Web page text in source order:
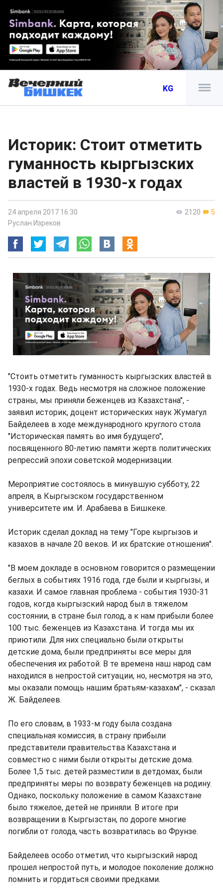
KG
Историк: Стоит отметить
гуманность кыргызских
властей в 1930-х годах
2120 5
24 апреля 2017 16:30
Руслан Изреков
"Стоить отметить гуманность кыргызских властей в
1930-х годах. Ведь несмотря на сложное положение
страны, мы приняли беженцев из Казахстана", -
заявил историк, доцент исторических наук Жумагул
Байделеев в ходе международного круглого стола
"Историческая память во имя будущего",
посвященного 80-летию памяти жертв политических
репрессий эпохи советской модернизации.
Мероприятие состоялось в минувшую субботу, 22
апреля, в Кыргызском государственном
университете им. И. Арабаева в Бишкеке.
Историк сделал доклад на тему "Горе кыргызов и
казахов в начале 20 веков. И их братские отношения".
"В моем докладе в основном говорится о размещении
беглых в событиях 1916 года, где были и кыргызы, и
казахи. И самое главная проблема - события 1930-31
годов, когда кыргызский народ был в тяжелом
состоянии, в стране был голод, а к нам прибыли более
100 тыс. беженцев из Казахстана. И тогда мы их
приютили. Для них специально были открыты
детские дома, были предприняты все меры для
обеспечения их работой. В те времена наш народ сам
находился в непростой ситуации, но, несмотря на это,
мы оказали помощь нашим братьям-казахам", - сказал
Ж. Байделеев.
По его словам, в 1933-м году была создана
специальная комиссия, в страну прибыли
представители правительства Казахстана и
совместно с ними были открыты детские дома.
Более 1,5 тыс. детей разместили в детдомах, были
предприняты меры по возврату беженцев на родину.
Однако, поскольку положение в самом Казахстане
было тяжелое, детей не приняли. В итоге при
возвращении в Кыргызстан, по дороге многие
погибли от голода, часть возвратилась во Фрунзе.
Байделеев особо отметил, что кыргызский народ
прошел непростой путь, и молодое поколение должно
помнить и гордиться своими предками.